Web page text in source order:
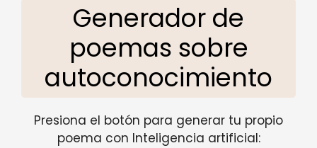
Generador de
poemas sobre
autoconocimiento
Presiona el botón para generar tu propio
poema con Inteligencia artificial: